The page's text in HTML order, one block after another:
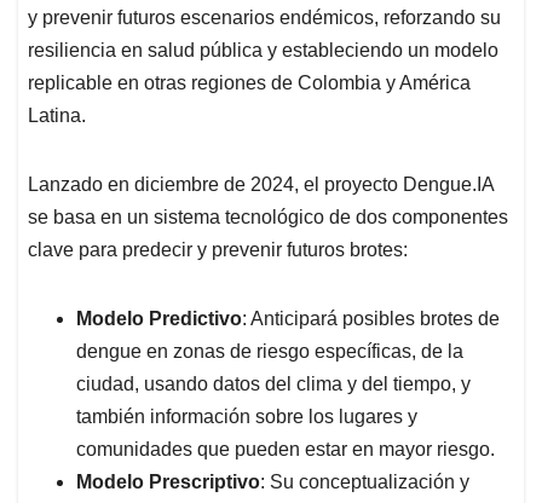
y prevenir futuros escenarios endémicos, reforzando su
resiliencia en salud pública y estableciendo un modelo
replicable en otras regiones de Colombia y América
Latina.
Lanzado en diciembre de 2024, el proyecto Dengue.IA
se basa en un sistema tecnológico de dos componentes
clave para predecir y prevenir futuros brotes:
Modelo Predictivo: Anticipará posibles brotes de
dengue en zonas de riesgo específicas, de la
ciudad, usando datos del clima y del tiempo, y
también información sobre los lugares y
comunidades que pueden estar en mayor riesgo.
Modelo Prescriptivo: Su conceptualización y